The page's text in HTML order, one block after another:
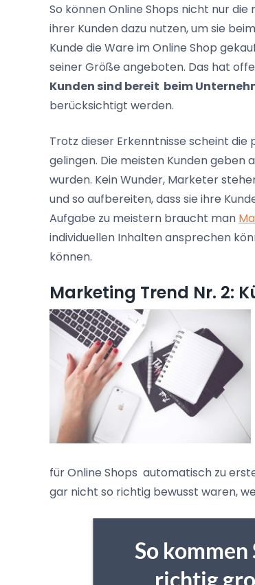
So können Online Shops nicht nur
ihrer Kunden dazu nutzen, um sie
Kunde die Ware im Online Shop
seiner Größe angeboten. Das hat
Kunden sind bereit beim
berücksichtigt werden.
Trotz dieser Erkenntnisse scheint
gelingen. Die meisten Kunden
wurden. Kein Wunder, Marketer
und so aufbereiten, dass sie ihre
Aufgabe zu meistern braucht man
individuellen Inhalten ansprechen
können.
Marketing Trend Nr. 2:
für Online Shops automatisch zu
gar nicht so richtig bewusst waren,